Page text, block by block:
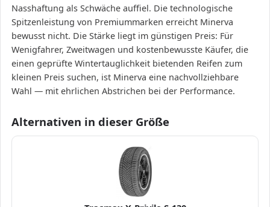
Nasshaftung als Schwäche auffiel. Die technologische
Spitzenleistung von Premiummarken erreicht Minerva
bewusst nicht. Die Stärke liegt im günstigen Preis: Für
Wenigfahrer, Zweitwagen und kostenbewusste Käufer, die
einen geprüfte Wintertauglichkeit bietenden Reifen zum
kleinen Preis suchen, ist Minerva eine nachvollziehbare
Wahl — mit ehrlichen Abstrichen bei der Performance.
Alternativen in dieser Größe